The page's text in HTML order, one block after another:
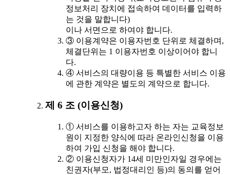
정보처리 장치에 접속하여 데이터를 입력하
는 것을 말합니다)
이나 서면으로 하여야 합니다.
③ 이용계약은 이용자번호 단위로 체결하며,
체결단위는 1 이용자번호 이상이어야 합니
다.
④ 서비스의 대량이용 등 특별한 서비스 이용
에 관한 계약은 별도의 계약으로 합니다.
제 6 조 (이용신청)
① 서비스를 이용하고자 하는 자는 교육정보
원이 지정한 양식에 따라 온라인신청을 이용
하여 가입 신청을 해야 합니다.
② 이용신청자가 14세 미만인자일 경우에는
친권자(부모, 법정대리인 등)의 동의를 얻어